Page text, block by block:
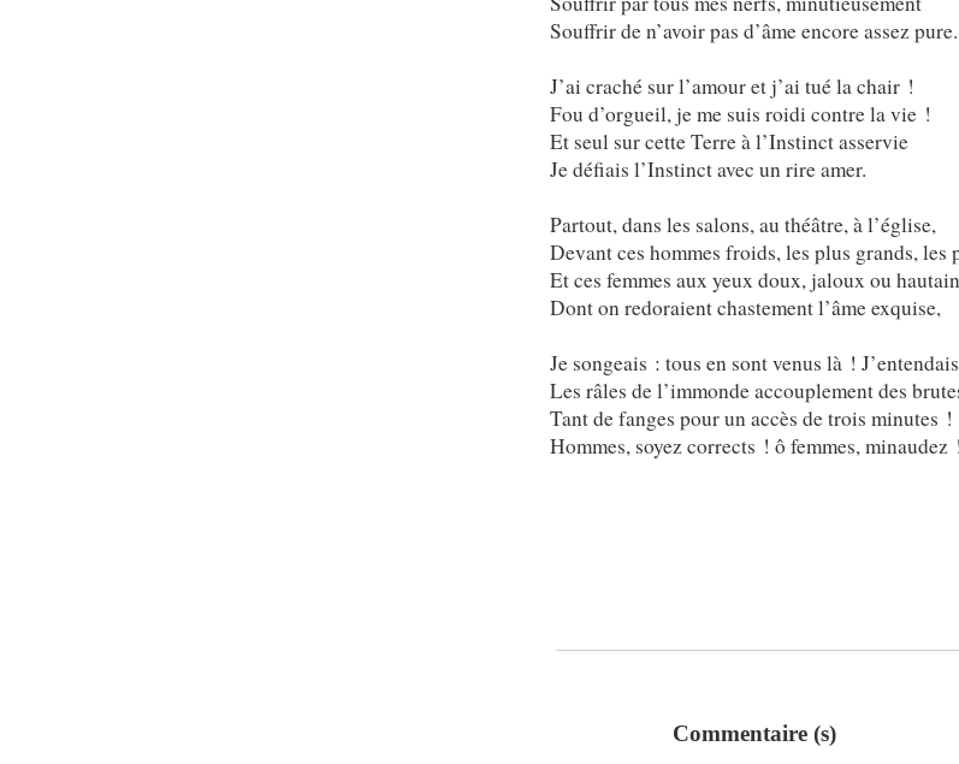
Souffrir de n’avoir pas d’âme encore assez pure.
J’ai craché sur l’amour et j’ai tué la chair !
Fou d’orgueil, je me suis roidi contre la vie !
Et seul sur cette Terre à l’Instinct asservie
Je défiais l’Instinct avec un rire amer.
Partout, dans les salons, au théâtre, à l’église,
Devant ces hommes froids, les plus grands, les
Et ces femmes aux yeux doux, jaloux ou
Dont on redoraient chastement l’âme exquise,
Je songeais : tous en sont venus là ! J’entendais
Les râles de l’immonde accouplement des
Tant de fanges pour un accès de trois minutes !
Hommes, soyez corrects ! ô femmes, minaudez !
Commentaire (s)